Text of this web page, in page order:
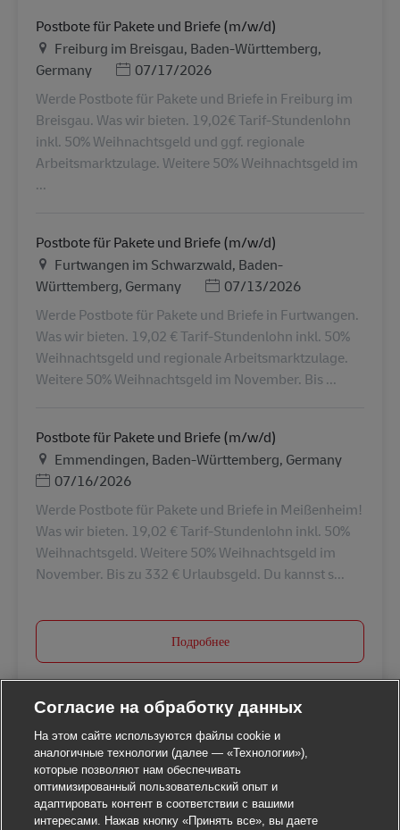
Postbote für Pakete und Briefe (m/w/d)
Местоположение
Freiburg im Breisgau, Baden-Württemberg,
Germany
Дата публикации
07/17/2026
Werde Postbote für Pakete und Briefe in Freiburg im
Breisgau. Was wir bieten. 19,02€ Tarif-Stundenlohn
inkl. 50% Weihnachtsgeld und ggf. regionale
Arbeitsmarktzulage. Weitere 50% Weihnachtsgeld im
...
Postbote für Pakete und Briefe (m/w/d)
Местоположение
Furtwangen im Schwarzwald, Baden-
Württemberg, Germany
Дата публикации
07/13/2026
Werde Postbote für Pakete und Briefe in Furtwangen.
Was wir bieten. 19,02 € Tarif-Stundenlohn inkl. 50%
Weihnachtsgeld und regionale Arbeitsmarktzulage.
Weitere 50% Weihnachtsgeld im November. Bis ...
Postbote für Pakete und Briefe (m/w/d)
Местоположение
Emmendingen, Baden-Württemberg, Germany
Дата публикации
07/16/2026
Werde Postbote für Pakete und Briefe in Meißenheim!
Was wir bieten. 19,02 € Tarif-Stundenlohn inkl. 50%
Weihnachtsgeld. Weitere 50% Weihnachtsgeld im
November. Bis zu 332 € Urlaubsgeld. Du kannst s...
Подробнее
Согласие на обработку данных
На этом сайте используются файлы cookie и
аналогичные технологии (далее — «Технологии»),
которые позволяют нам обеспечивать
оптимизированный пользовательский опыт и
адаптировать контент в соответствии с вашими
интересами. Нажав кнопку «Принять все», вы даете